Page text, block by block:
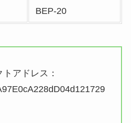
BEP-20
アドレス：